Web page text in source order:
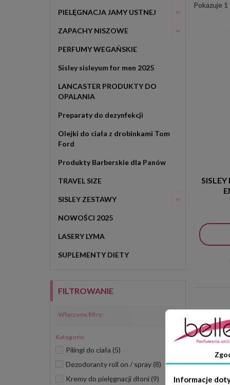
PIELĘGNACJA JAMY USTNEJ
ZAPACHY NISZOWE
PERFUMY WEGAŃSKIE
Sisley sisleyum for men 2025
LANCASTER PRODUKTY DO
OPALANIA
Preparaty do dezynfekcji
Olejki do ciała z drobinkami Tom
Ford
Produkty Barberskie dla Panów
TRAVEL SIZE
SISLEY ZESTAWY
NOWOŚCI 2025
LASERY LYMA
SUPLEMENTY DIETY
FILTROWANIE
Włączone filtry:
Kategorie
Pilingi do ciała (5)
Dezodoranty roll on / spray (8)
Kremy do pielęgnacji dłoni (9)
Pokazuje
Informacje